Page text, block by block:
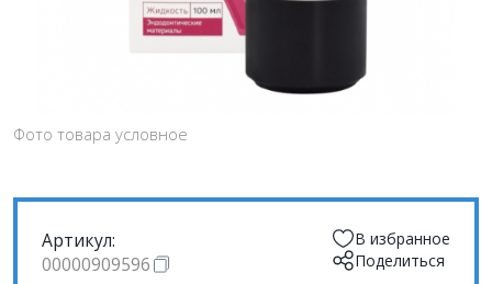
Фото товара условное
Артикул:
00000909596
В избранное
Поделиться